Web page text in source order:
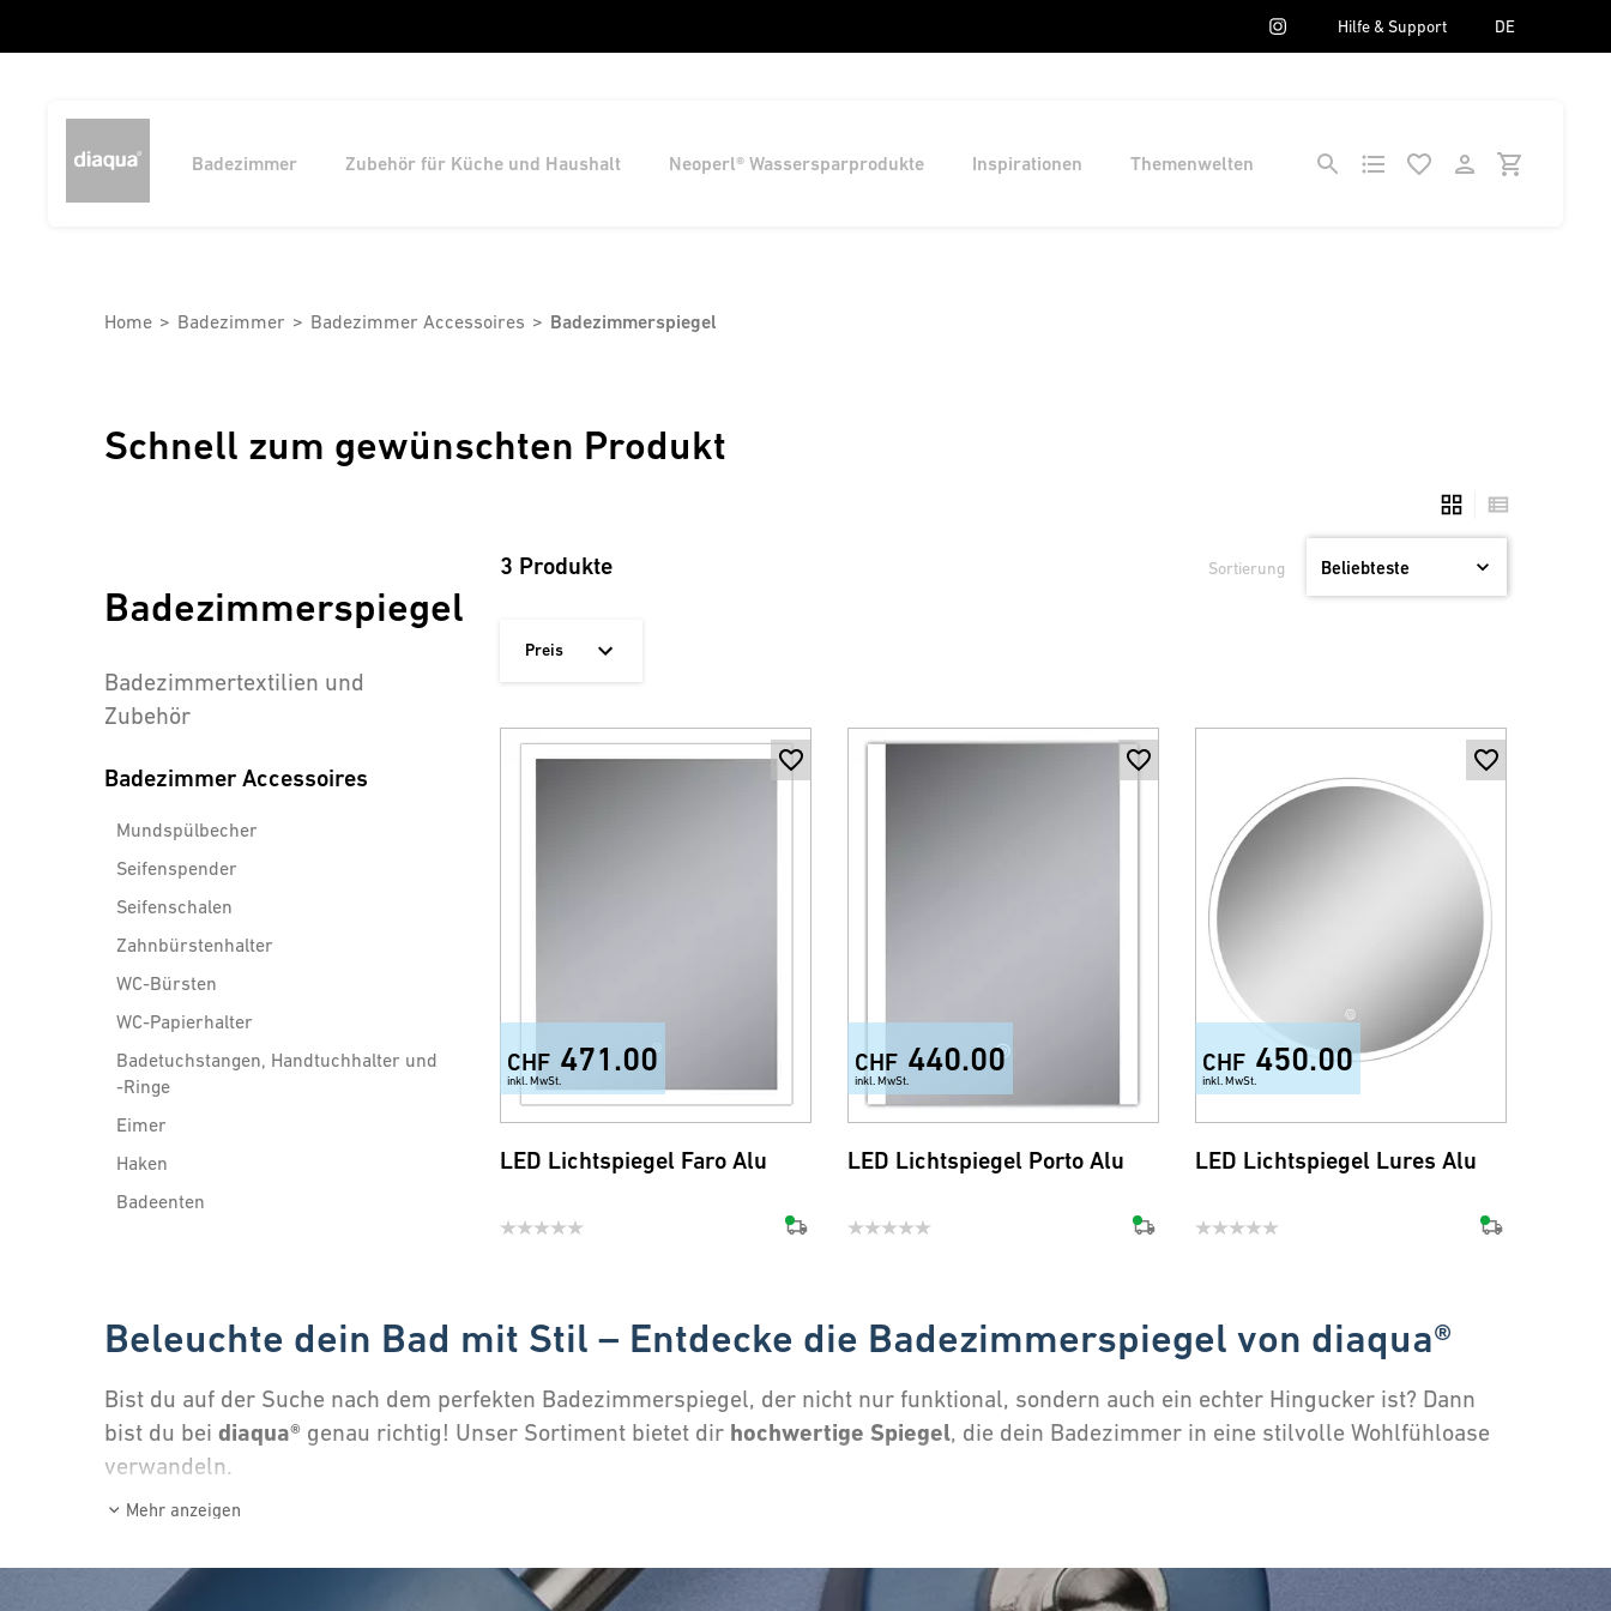
Hilfe & Support DE
Badezimmer Zubehör für Küche und Haushalt Neoperl® Wassersparprodukte Inspirationen Themenwelten
Home Badezimmer Badezimmer Accessoires Badezimmerspiegel
Schnell zum gewünschten Produkt
Badezimmerspiegel
Badezimmertextilien und
Zubehör
Badezimmer Accessoires
Mundspülbecher
Seifenspender
Seifenschalen
Zahnbürstenhalter
WC-Bürsten
WC-Papierhalter
Badetuchstangen, Handtuchhalter und
-Ringe
Eimer
Haken
Badeenten
Türgarderoben
Türschilder
Flugzeug Trolley
Duschablagen und Konsolen
Wannengriffe
Diverse Accessoires
3 Produkte Sortierung
Preis
CHF 471.00
inkl. MwSt.
LED Lichtspiegel Faro Alu
CHF 440.00
inkl. MwSt.
LED Lichtspiegel Porto Alu
CHF 450.00
inkl. MwSt.
LED Lichtspiegel Lures Alu
Beleuchte dein Bad mit Stil – Entdecke die Badezimmerspiegel von diaqua®
Bist du auf der Suche nach dem perfekten Badezimmerspiegel, der nicht nur funktional, sondern auch ein echter Hingucker ist? Dann
bist du bei diaqua® genau richtig! Unser Sortiment bietet dir hochwertige Spiegel, die dein Badezimmer in eine stilvolle Wohlfühloase
verwandeln.
Spieglein an der Wand – Du bist der Schönste im ganzen Land
Badezimmerspiegel mit integriertem Lichtist nicht nur funktional, er setzt auch stimmungsvolle Akzente. Ob indirektes Licht für
Mehr anzeigen